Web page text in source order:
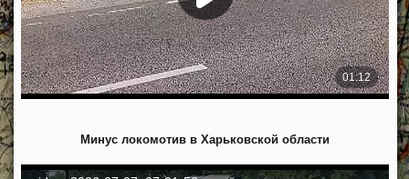
Минус локомотив в Харьковской области